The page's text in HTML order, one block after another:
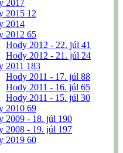
2017
2015 12
2014
2012 65
Hody 2012 - 22. júl 41
Hody 2012 - 21. júl 24
2011 183
Hody 2011 - 17. júl 88
Hody 2011 - 16. júl 65
Hody 2011 - 15. júl 30
2010 69
2009 - 18. júl 190
2008 - 19. júl 197
2019 60